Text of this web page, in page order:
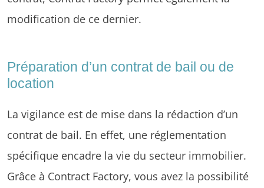
modification de ce dernier.
Préparation d’un contrat de bail ou de
location
La vigilance est de mise dans la rédaction d’un
contrat de bail. En effet, une réglementation
spécifique encadre la vie du secteur immobilier.
Grâce à Contract Factory, vous avez la possibilité